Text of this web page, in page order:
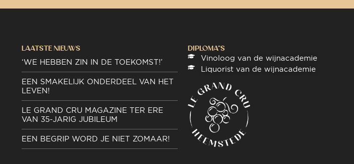
LAATSTE NIEUWS
‘WE HEBBEN ZIN IN DE TOEKOMST!’
EEN SMAKELIJK ONDERDEEL VAN HET
LEVEN!
LE GRAND CRU MAGAZINE TER ERE
VAN 35-JARIG JUBILEUM
EEN BEGRIP WORD JE NIET ZOMAAR!
DIPLOMA"S
Vinoloog van de wijnacademie
Liquorist van de wijnacademie